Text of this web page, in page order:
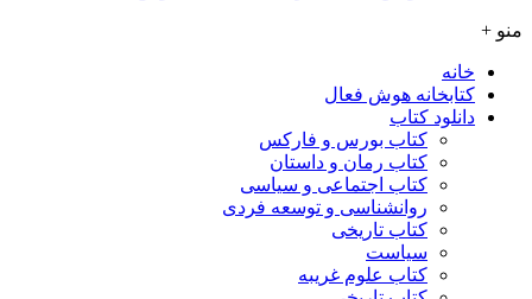
منو +
خانه
کتابخانه هوش فعال
دانلود کتاب
کتاب بورس و فارکس
کتاب رمان و داستان
کتاب اجتماعی و سیاسی
روانشناسی و توسعه فردی
کتاب تاریخی
سیاست
کتاب علوم غریبه